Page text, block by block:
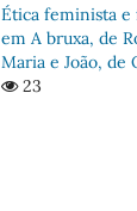
Ética feminista
em A bruxa, de
Maria e João, de
23